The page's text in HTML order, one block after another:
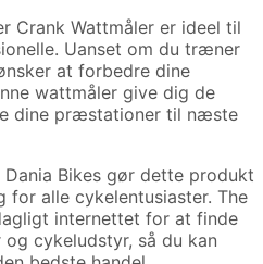
Crank Wattmåler er ideel til
Uanset om du træner
at forbedre dine
wattmåler give dig de
dine præstationer til næste
Dania Bikes gør dette produkt
for alle cykelentusiaster. The
internettet for at finde
cykeludstyr, så du kan